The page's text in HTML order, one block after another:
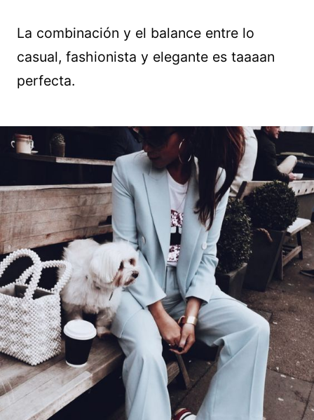
La combinación y el balance entre lo
casual, fashionista y elegante es taaaan
perfecta.